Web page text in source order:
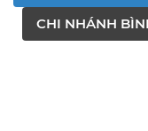
CHI NHÁNH